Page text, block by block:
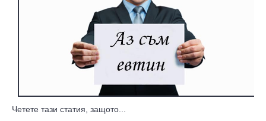
Четете тази статия, защото...